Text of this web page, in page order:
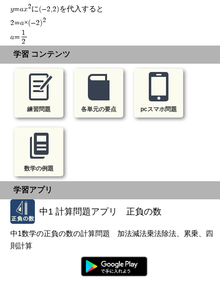
y=ax2に(-2,2)を代入すると
2=a×(-2)2
a=
1
2
学習 コンテンツ
練習問題 各単元の要点 pcスマホ問題
数学の例題
学習アプリ
中1 計算問題アプリ 正負の数
中1数学の正負の数の計算問題 加法減法乗法除法、累乗、四
則計算